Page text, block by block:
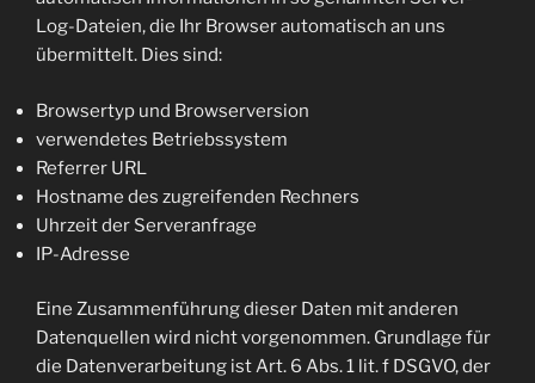
Log-Dateien, die Ihr Browser automatisch an uns
übermittelt. Dies sind:
Browsertyp und Browserversion
verwendetes Betriebssystem
Referrer URL
Hostname des zugreifenden Rechners
Uhrzeit der Serveranfrage
IP-Adresse
Eine Zusammenführung dieser Daten mit anderen
Datenquellen wird nicht vorgenommen. Grundlage für
die Datenverarbeitung ist Art. 6 Abs. 1 lit. f DSGVO, der